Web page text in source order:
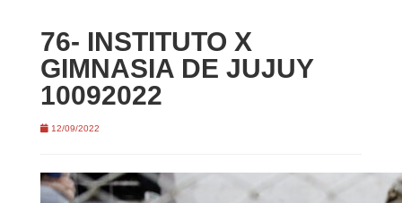
76- INSTITUTO X
GIMNASIA DE JUJUY
10092022
12/09/2022